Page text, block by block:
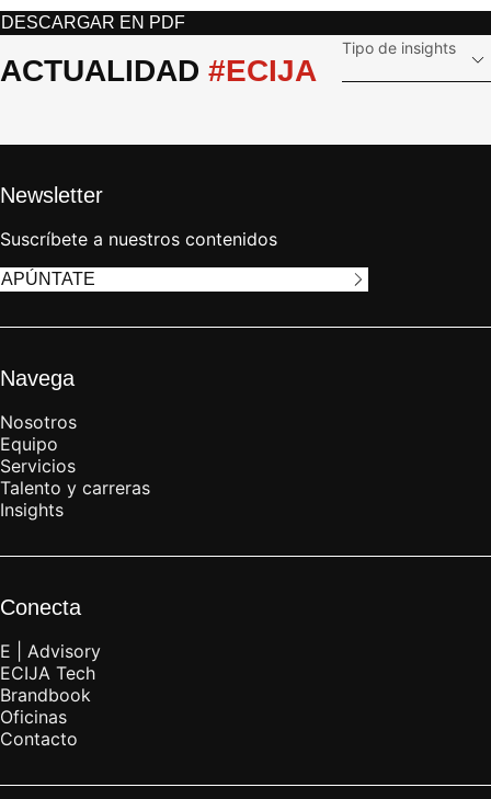
DESCARGAR EN PDF
ACTUALIDAD #ECIJA
Tipo de insights
Newsletter
Suscríbete a nuestros contenidos
APÚNTATE
Navega
Nosotros
Equipo
Servicios
Talento y carreras
Insights
Conecta
E | Advisory
ECIJA Tech
Brandbook
Oficinas
Contacto